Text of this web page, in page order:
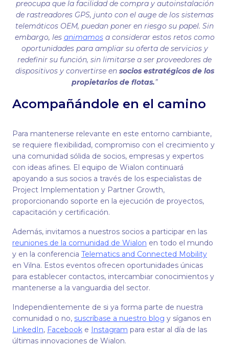
preocupa que la facilidad de compra y autoinstalación
de rastreadores GPS, junto con el auge de los sistemas
telemáticos OEM, puedan poner en riesgo su papel. Sin
embargo, les animamosa considerar estos retos como
oportunidades para ampliar su oferta de servicios y
redefinir su función, sin limitarse a ser proveedores de
dispositivos y convertirse en socios estratégicos de los
propietarios de flotas.”
Acompañándole en el camino
Para mantenerse relevante en este entorno cambiante,
se requiere flexibilidad, compromiso con el crecimiento y
una comunidad sólida de socios, empresas y expertos
con ideas afines. El equipo de Wialon continuará
apoyando a sus socios a través de los especialistas de
Project Implementation y Partner Growth,
proporcionando soporte en la ejecución de proyectos,
capacitación y certificación.
Además, invitamos a nuestros socios a participar en las
reuniones de la comunidad de Wialon en todo el mundo
y en la conferencia Telematics and Connected Mobility
en Vilna. Estos eventos ofrecen oportunidades únicas
para establecer contactos, intercambiar conocimientos y
mantenerse a la vanguardia del sector.
Independientemente de si ya forma parte de nuestra
comunidad o no, suscríbase a nuestro blog y síganos en
LinkedIn, Facebook e Instagram para estar al día de las
últimas innovaciones de Wialon.